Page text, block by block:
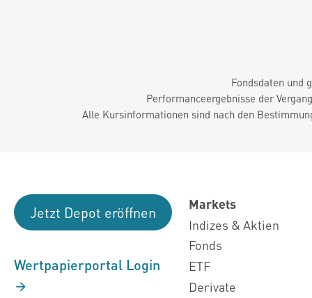
Fondsdaten und
Performanceergebnisse der
Alle Kursinformationen sind nach den
Jetzt Depot eröffnen
Wertpapierportal Login
Markets
Indizes & Aktien
Fonds
ETF
Derivate